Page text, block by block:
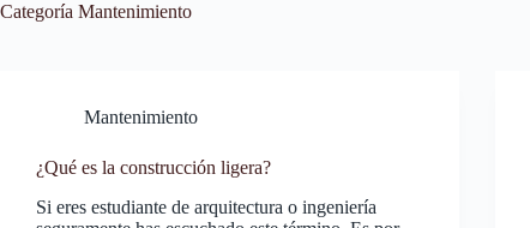
Categoría Mantenimiento
Mantenimiento
¿Qué es la construcción ligera?
Si eres estudiante de arquitectura o ingeniería